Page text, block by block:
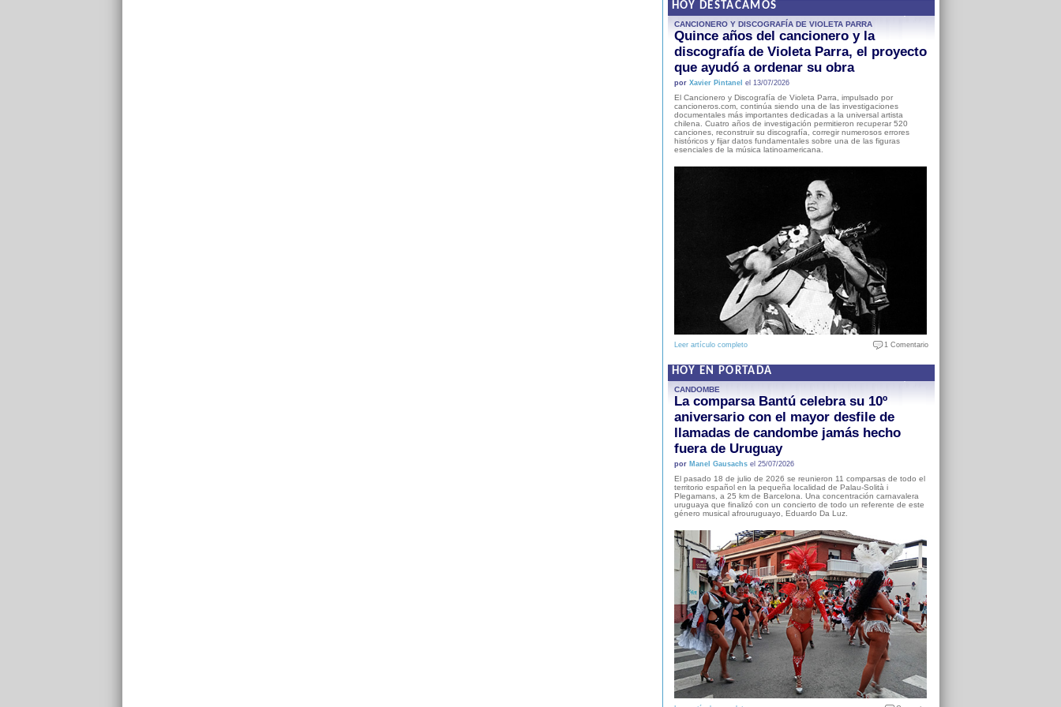
HOY DESTACAMOS
CANCIONERO Y DISCOGRAFÍA DE VIOLETA PARRA
Quince años del cancionero y la
discografía de Violeta Parra, el proyecto
que ayudó a ordenar su obra
por Xavier Pintanel el 13/07/2026
El Cancionero y Discografía de Violeta Parra, impulsado por
cancioneros.com, continúa siendo una de las investigaciones
documentales más importantes dedicadas a la universal artista
chilena. Cuatro años de investigación permitieron recuperar 520
canciones, reconstruir su discografía, corregir numerosos errores
históricos y fijar datos fundamentales sobre una de las figuras
esenciales de la música latinoamericana.
Leer artículo completo 1 Comentario
HOY EN PORTADA
CANDOMBE
La comparsa Bantú celebra su 10º
aniversario con el mayor desfile de
llamadas de candombe jamás hecho
fuera de Uruguay
por Manel Gausachsel 25/07/2026
El pasado 18 de julio de 2026 se reunieron 11 comparsas de todo el
territorio español en la pequeña localidad de Palau-Solità i
Plegamans, a 25 km de Barcelona. Una concentración carnavalera
uruguaya que finalizó con un concierto de todo un referente de este
género musical afrouruguayo, Eduardo Da Luz.